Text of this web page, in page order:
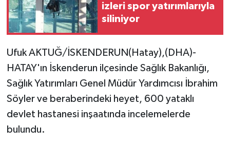
izleri spor yatırımlarıyla
siliniyor
Ufuk AKTUĞ/İSKENDERUN(Hatay),(DHA)-
HATAY'ın İskenderun ilçesinde Sağlık Bakanlığı,
Sağlık Yatırımları Genel Müdür Yardımcısı İbrahim
Söyler ve beraberindeki heyet, 600 yataklı
devlet hastanesi inşaatında incelemelerde
bulundu.